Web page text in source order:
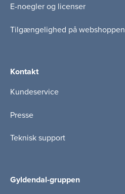
E-noegler og licenser
Tilgængelighed på webshoppen
Kontakt
Kundeservice
Presse
Teknisk support
Gyldendal-gruppen